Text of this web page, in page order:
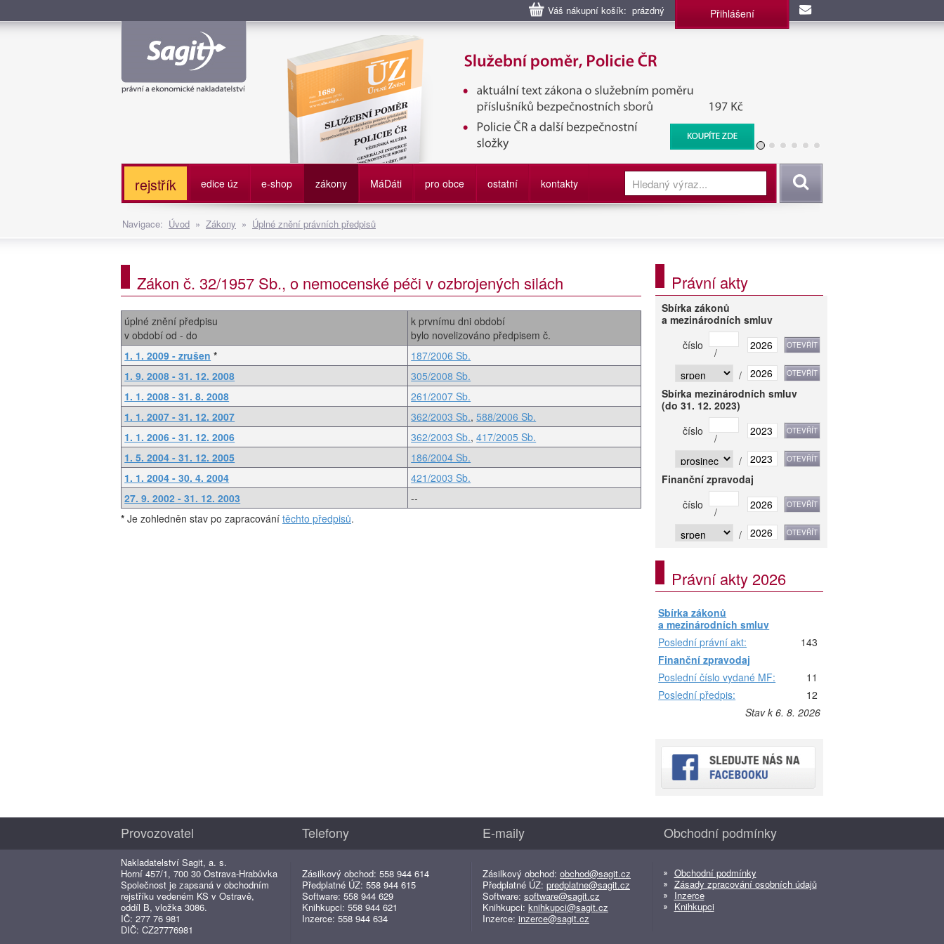
Váš nákupní košík: prázdný Přihlášení
Služební poměr příslušníků bezpečnostních sborů, Policie ČR, Vězeňská služba, BIS, Zpravodajské
služby
rejstřík edice úz e-shop zákony MáDáti pro obce ostatní kontakty Vyhledat
Navigace: Úvod » Zákony » Úplné znění právních předpisů
Zákon č. 32/1957 Sb., o nemocenské péči v ozbrojených silách
úplné znění předpisu
v období od - do
k prvnímu dni období
bylo novelizováno předpisem č.
1. 1. 2009 - zrušen *
187/2006 Sb.
1. 9. 2008 - 31. 12. 2008
305/2008 Sb.
1. 1. 2008 - 31. 8. 2008
261/2007 Sb.
1. 1. 2007 - 31. 12. 2007
362/2003 Sb.,588/2006 Sb.
1. 1. 2006 - 31. 12. 2006
362/2003 Sb.,417/2005 Sb.
1. 5. 2004 - 31. 12. 2005
186/2004 Sb.
1. 1. 2004 - 30. 4. 2004
421/2003 Sb.
27. 9. 2002 - 31. 12. 2003
--
* Je zohledněn stav po zapracování těchto předpisů.
Právní akty
Sbírka zákonů
a mezinárodních smluv
číslo
/
/
Sbírka mezinárodních smluv
(do 31. 12. 2023)
číslo
/
/
Finanční zpravodaj
číslo
/
/
Právní akty 2026
Sbírka zákonů
a mezinárodních smluv
Poslední právní akt:
143
Finanční zpravodaj
Poslední číslo vydané MF:
11
Poslední předpis:
12
Stav k 6. 8. 2026
Provozovatel
Nakladatelství Sagit, a. s.
Horní 457/1, 700 30 Ostrava-Hrabůvka
Společnost je zapsaná v obchodním
rejstříku vedeném KS v Ostravě,
oddíl B, vložka 3086.
IČ: 277 76 981
DIČ: CZ27776981
Telefony
Zásilkový obchod: 558 944 614
Předplatné ÚZ: 558 944 615
Software: 558 944 629
Knihkupci: 558 944 621
Inzerce: 558 944 634
E-maily
Zásilkový obchod: obchod@sagit.cz
Předplatné ÚZ: predplatne@sagit.cz
Software: software@sagit.cz
Knihkupci: knihkupci@sagit.cz
Inzerce: inzerce@sagit.cz
Obchodní podmínky
Obchodní podmínky
Zásady zpracování osobních údajů
Inzerce
Knihkupci